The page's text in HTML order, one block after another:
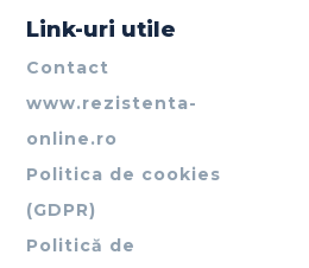
Link-uri utile
Contact
www.rezistenta-
online.ro
Politica de cookies
(GDPR)
Politică de